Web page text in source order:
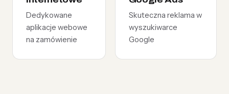
Dedykowane
aplikacje webowe
na zamówienie
Skuteczna reklama w
wyszukiwarce
Google